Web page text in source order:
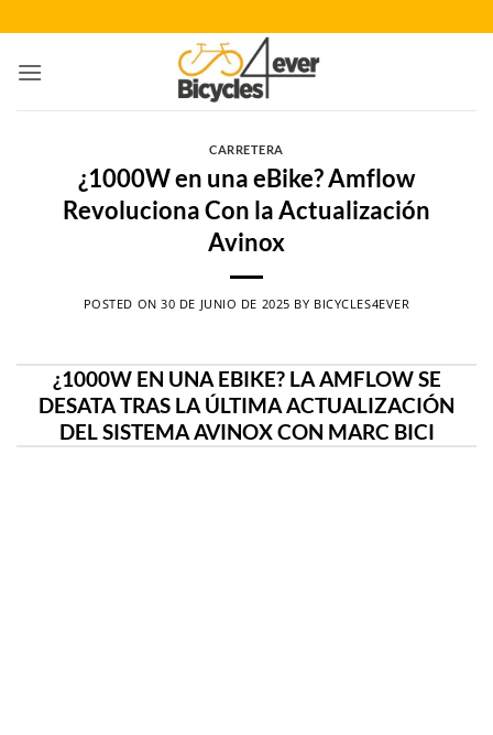
al
contenido
CARRETERA
¿1000W en una eBike? Amflow
Revoluciona Con la Actualización
Avinox
POSTED ON30 DE JUNIO DE 2025 BY BICYCLES4EVER
¿1000W EN UNA EBIKE? LA AMFLOW SE
DESATA TRAS LA ÚLTIMA ACTUALIZACIÓN
DEL SISTEMA AVINOX CON MARC BICI